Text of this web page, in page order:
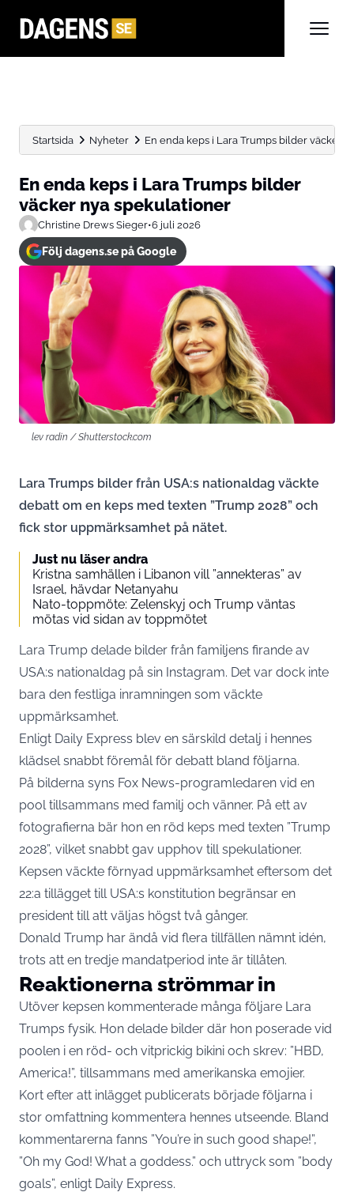
Startsida Nyheter En enda keps i Lara Trumps bilder väcker
En enda keps i Lara Trumps bilder
väcker nya spekulationer
Christine Drews Sieger•6 juli 2026
Följ dagens.se på Google
lev radin / Shutterstock.com
Lara Trumps bilder från USA:s nationaldag väckte
debatt om en keps med texten ”Trump 2028” och
fick stor uppmärksamhet på nätet.
Just nu läser andra
Kristna samhällen i Libanon vill ”annekteras” av
Israel, hävdar Netanyahu
Nato-toppmöte: Zelenskyj och Trump väntas
mötas vid sidan av toppmötet
Lara Trump delade bilder från familjens firande av
USA:s nationaldag på sin Instagram. Det var dock inte
bara den festliga inramningen som väckte
uppmärksamhet.
Enligt Daily Express blev en särskild detalj i hennes
klädsel snabbt föremål för debatt bland följarna.
På bilderna syns Fox News-programledaren vid en
pool tillsammans med familj och vänner. På ett av
fotografierna bär hon en röd keps med texten ”Trump
2028”, vilket snabbt gav upphov till spekulationer.
Kepsen väckte förnyad uppmärksamhet eftersom det
22:a tillägget till USA:s konstitution begränsar en
president till att väljas högst två gånger.
Donald Trump har ändå vid flera tillfällen nämnt idén,
trots att en tredje mandatperiod inte är tillåten.
Reaktionerna strömmar in
Utöver kepsen kommenterade många följare Lara
Trumps fysik. Hon delade bilder där hon poserade vid
poolen i en röd- och vitprickig bikini och skrev: ”HBD,
America!”, tillsammans med amerikanska emojier.
Kort efter att inlägget publicerats började följarna i
stor omfattning kommentera hennes utseende. Bland
kommentarerna fanns ”You’re in such good shape!”,
”Oh my God! What a goddess.” och uttryck som ”body
goals”, enligt Daily Express.